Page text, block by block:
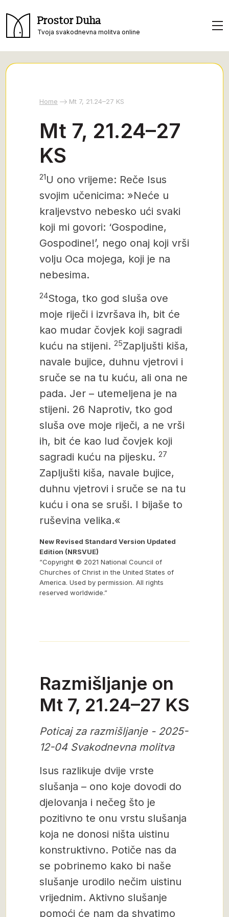
Prostor Duha
Tvoja svakodnevna molitva online
Home Mt 7, 21.24–27 KS
Mt 7, 21.24–27
KS
21U ono vrijeme: Reče Isus
svojim učenicima: »Neće u
kraljevstvo nebesko ući svaki
koji mi govori: ‘Gospodine,
Gospodine!’, nego onaj koji vrši
volju Oca mojega, koji je na
nebesima.
24Stoga, tko god sluša ove
moje riječi i izvršava ih, bit će
kao mudar čovjek koji sagradi
kuću na stijeni. 25Zapljušti kiša,
navale bujice, duhnu vjetrovi i
sruče se na tu kuću, ali ona ne
pada. Jer – utemeljena je na
stijeni. 26 Naprotiv, tko god
sluša ove moje riječi, a ne vrši
ih, bit će kao lud čovjek koji
sagradi kuću na pijesku. 27
Zapljušti kiša, navale bujice,
duhnu vjetrovi i sruče se na tu
kuću i ona se sruši. I bijaše to
ruševina velika.«
New Revised Standard Version Updated
Edition (NRSVUE)
“Copyright © 2021 National Council of
Churches of Christ in the United States of
America. Used by permission. All rights
reserved worldwide.”
Razmišljanje on
Mt 7, 21.24–27 KS
Poticaj za razmišljanje - 2025-
12-04 Svakodnevna molitva
Isus razlikuje dvije vrste
slušanja – ono koje dovodi do
djelovanja i nečeg što je
pozitivno te onu vrstu slušanja
koja ne donosi ništa uistinu
konstruktivno. Potiče nas da
se pobrinemo kako bi naše
slušanje urodilo nečim uistinu
vrijednim. Aktivno slušanje
pomoći će nam da shvatimo